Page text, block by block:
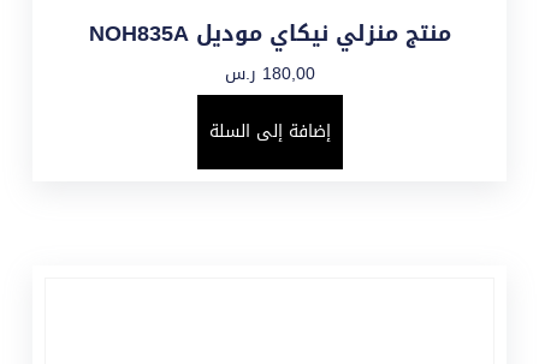
منتج منزلي نيكاي موديل NOH835A
180,00 ر.س
إضافة إلى السلة